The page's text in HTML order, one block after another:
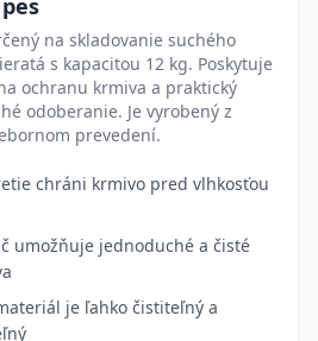
na skladovanie suchého
s kapacitou 12 kg. Poskytuje
ochranu krmiva a praktický
odoberanie. Je vyrobený z
prevedení.
chráni krmivo pred vlhkosťou
umožňuje jednoduché a čisté
je ľahko čistiteľný a